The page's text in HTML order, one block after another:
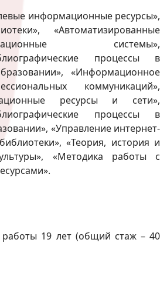
информационные ресурсы»,
«Автоматизированные
системы»,
процессы в
«Информационное
коммуникаций»,
ресурсы и сети»,
процессы в
«Управление интернет-
«Теория, история и
«Методика работы с
работы 19 лет (общий стаж – 40